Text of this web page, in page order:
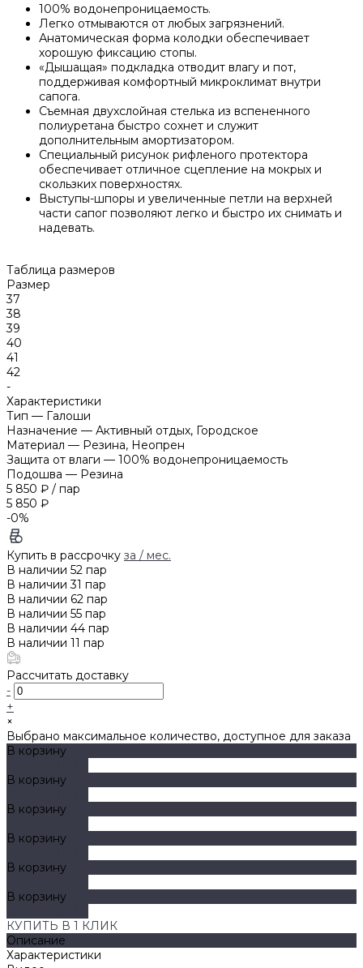
100% водонепроницаемость.
Легко отмываются от любых загрязнений.
Анатомическая форма колодки обеспечивает
хорошую фиксацию стопы.
«Дышащая» подкладка отводит влагу и пот,
поддерживая комфортный микроклимат внутри
сапога.
Съемная двухслойная стелька из вспененного
полиуретана быстро сохнет и служит
дополнительным амортизатором.
Специальный рисунок рифленого протектора
обеспечивает отличное сцепление на мокрых и
скользких поверхностях.
Выступы-шпоры и увеличенные петли на верхней
части сапог позволяют легко и быстро их снимать и
надевать.
Таблица размеров
Размер
37
38
39
40
41
42
-
Характеристики
Тип — Галоши
Назначение — Активный отдых, Городское
Материал — Резина, Неопрен
Защита от влаги — 100% водонепроницаемость
Подошва — Резина
5 850 ₽ / пар
5 850 ₽
-0%
Купить в рассрочку за / мес.
В наличии 52 пар
В наличии 31 пар
В наличии 62 пар
В наличии 55 пар
В наличии 44 пар
В наличии 11 пар
Рассчитать доставку
-
+
×
Выбрано максимальное количество, доступное для заказа
В корзину
В корзину
В корзину
В корзину
В корзину
В корзину
КУПИТЬ В 1 КЛИК
Описание
Характеристики